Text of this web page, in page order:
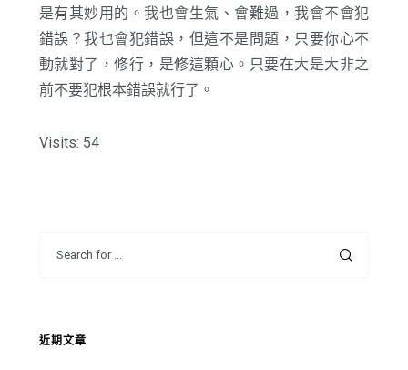
是有其妙用的。我也會生氣、會難過，我會不會犯
錯誤？我也會犯錯誤，但這不是問題，只要你心不
動就對了，修行，是修這顆心。只要在大是大非之
前不要犯根本錯誤就行了。
Visits: 54
近期文章